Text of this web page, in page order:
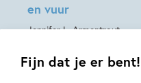
Fijn dat je er bent!
en vuur
Jennifer L. Armentrout